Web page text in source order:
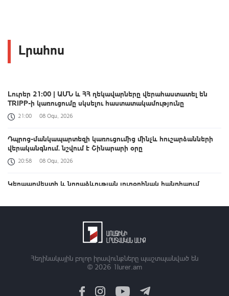
Լրահոս
Լուրեր 21:00 | ԱՄՆ և ՀՀ ղեկավարները վերահաստատել են
TRIPP-ի կառուցումը սկսելու հաստատակամությունը
21:00 08 Օգս, 2026
Դպրոց-մանկապարտեզի կառուցումից մինչև հուշարձանների
վերականգնում. նշվում է Շինարարի օրը
20:58 08 Օգս, 2026
Կերպարվեստի և նորաձևության յուրօրինակ հանդիպում
Զելենսկին Բելգրադում հանդիպել է Վուչիչի հետ
Սայաթ-Նովայի փողոցում բռնկված հրդեհը մարվել է. ՆԳՆ ՓԾ
Հեղինակային բոլոր իրավունքները պաշտպանված են
© 2026 1lurer.am